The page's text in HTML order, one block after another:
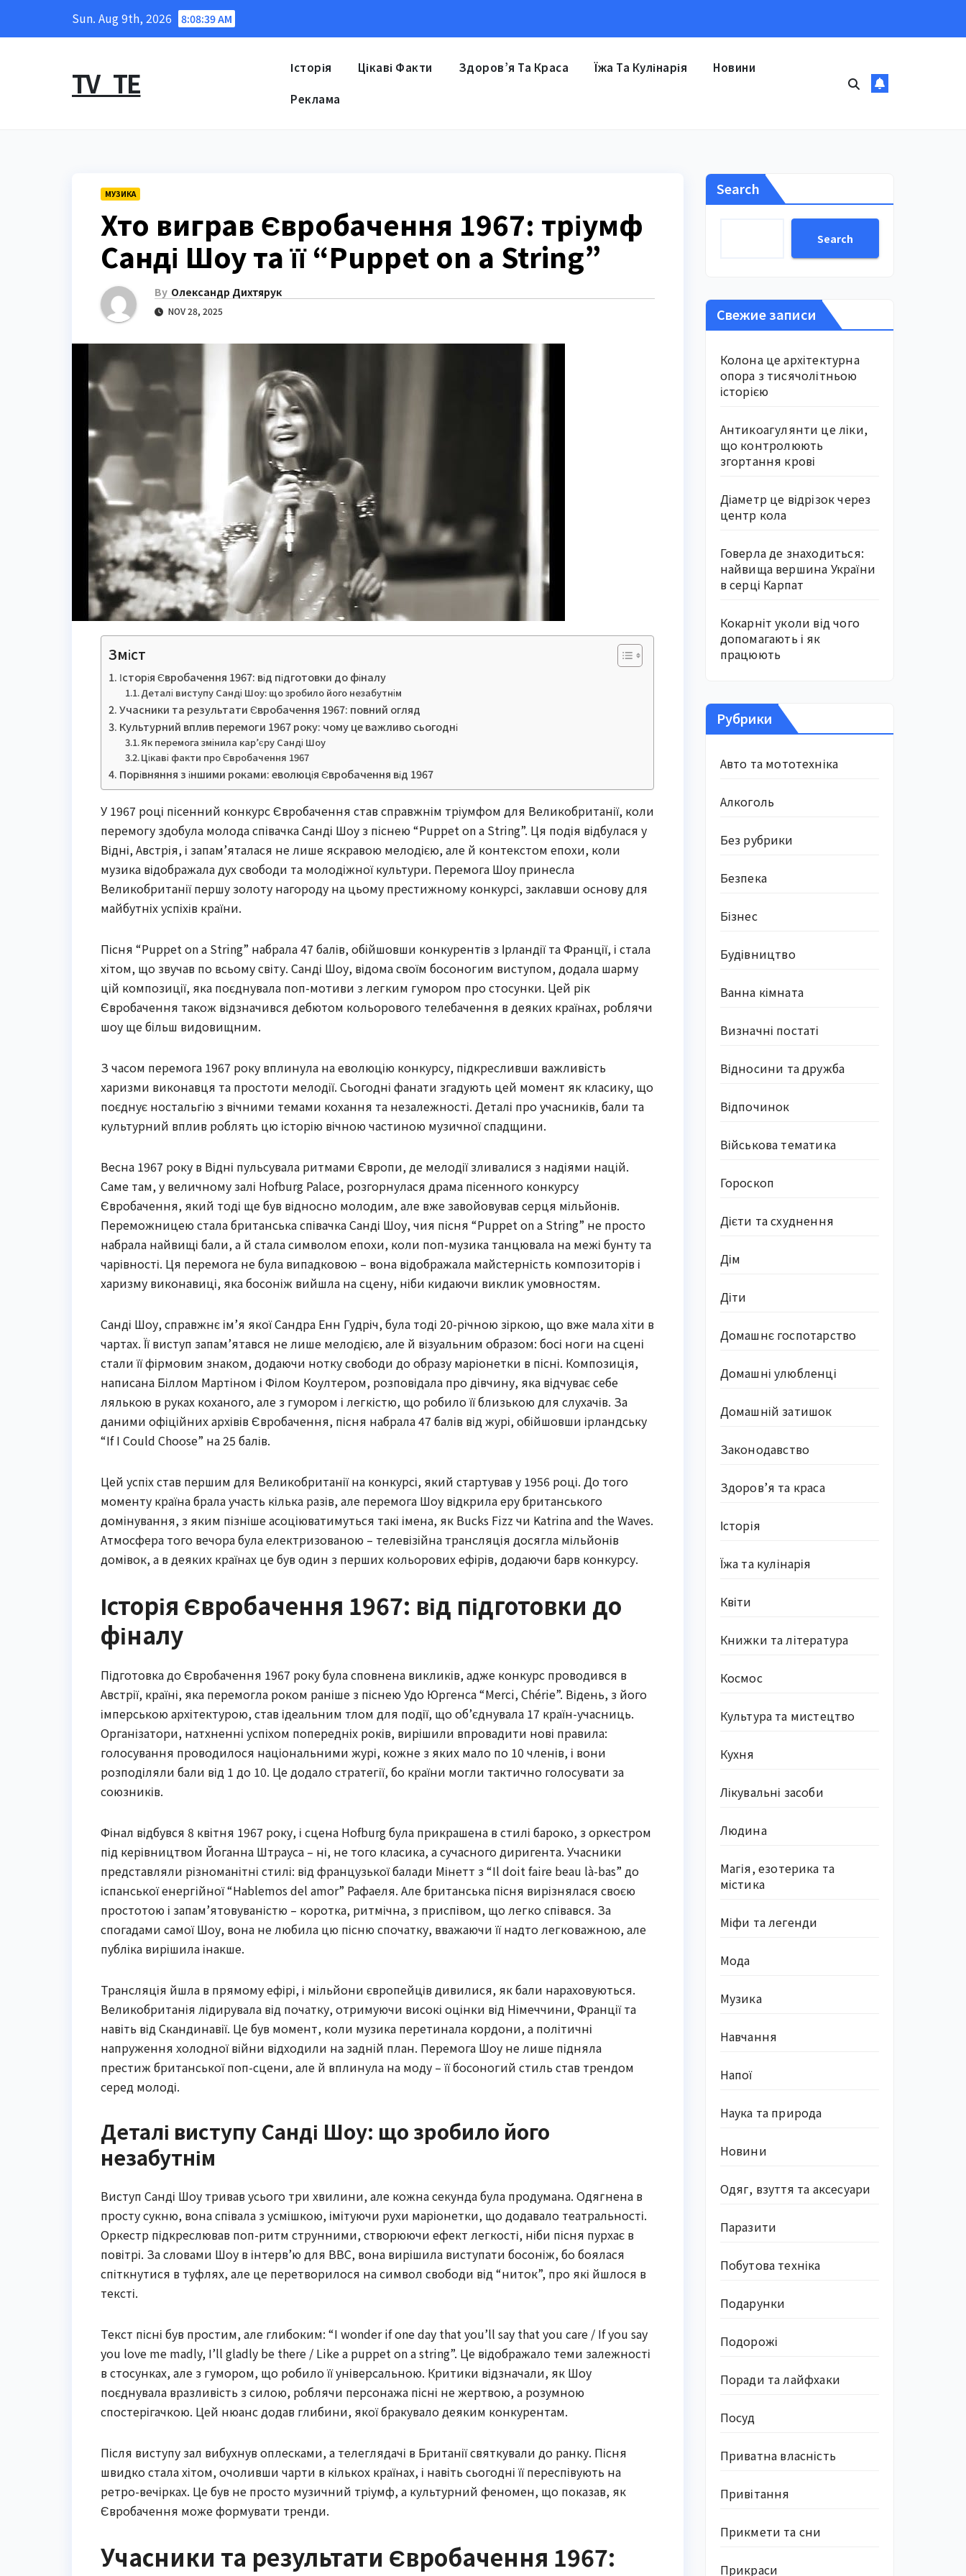
Sun. Aug 9th, 2026 8:08:40 AM
TV_TE Історія Цікаві Факти Здоров’я Та Краса Їжа Та Кулінарія Новини
Реклама
МУЗИКА
Хто виграв Євробачення 1967: тріумф
Санді Шоу та її “Puppet on a String”
By Олександр Дихтярук
NOV 28, 2025
Зміст
Історія Євробачення 1967: від підготовки до фіналу
Деталі виступу Санді Шоу: що зробило його незабутнім
Учасники та результати Євробачення 1967: повний огляд
Культурний вплив перемоги 1967 року: чому це важливо сьогодні
Як перемога змінила кар’єру Санді Шоу
Цікаві факти про Євробачення 1967
Порівняння з іншими роками: еволюція Євробачення від 1967
У 1967 році пісенний конкурс Євробачення став справжнім тріумфом для Великобританії, коли
перемогу здобула молода співачка Санді Шоу з піснею “Puppet on a String”. Ця подія відбулася у
Відні, Австрія, і запам’яталася не лише яскравою мелодією, але й контекстом епохи, коли
музика відображала дух свободи та молодіжної культури. Перемога Шоу принесла
Великобританії першу золоту нагороду на цьому престижному конкурсі, заклавши основу для
майбутніх успіхів країни.
Пісня “Puppet on a String” набрала 47 балів, обійшовши конкурентів з Ірландії та Франції, і стала
хітом, що звучав по всьому світу. Санді Шоу, відома своїм босоногим виступом, додала шарму
цій композиції, яка поєднувала поп-мотиви з легким гумором про стосунки. Цей рік
Євробачення також відзначився дебютом кольорового телебачення в деяких країнах, роблячи
шоу ще більш видовищним.
З часом перемога 1967 року вплинула на еволюцію конкурсу, підкресливши важливість
харизми виконавця та простоти мелодії. Сьогодні фанати згадують цей момент як класику, що
поєднує ностальгію з вічними темами кохання та незалежності. Деталі про учасників, бали та
культурний вплив роблять цю історію вічною частиною музичної спадщини.
Весна 1967 року в Відні пульсувала ритмами Європи, де мелодії зливалися з надіями націй.
Саме там, у величному залі Hofburg Palace, розгорнулася драма пісенного конкурсу
Євробачення, який тоді ще був відносно молодим, але вже завойовував серця мільйонів.
Переможницею стала британська співачка Санді Шоу, чия пісня “Puppet on a String” не просто
набрала найвищі бали, а й стала символом епохи, коли поп-музика танцювала на межі бунту та
чарівності. Ця перемога не була випадковою – вона відображала майстерність композиторів і
харизму виконавиці, яка босоніж вийшла на сцену, ніби кидаючи виклик умовностям.
Санді Шоу, справжнє ім’я якої Сандра Енн Гудріч, була тоді 20-річною зіркою, що вже мала хіти в
чартах. Її виступ запам’ятався не лише мелодією, але й візуальним образом: босі ноги на сцені
стали її фірмовим знаком, додаючи нотку свободи до образу маріонетки в пісні. Композиція,
написана Біллом Мартіном і Філом Коултером, розповідала про дівчину, яка відчуває себе
лялькою в руках коханого, але з гумором і легкістю, що робило її близькою для слухачів. За
даними офіційних архівів Євробачення, пісня набрала 47 балів від журі, обійшовши ірландську
“If I Could Choose” на 25 балів.
Цей успіх став першим для Великобританії на конкурсі, який стартував у 1956 році. До того
моменту країна брала участь кілька разів, але перемога Шоу відкрила еру британського
домінування, з яким пізніше асоціюватимуться такі імена, як Bucks Fizz чи Katrina and the Waves.
Атмосфера того вечора була електризованою – телевізійна трансляція досягла мільйонів
домівок, а в деяких країнах це був один з перших кольорових ефірів, додаючи барв конкурсу.
Історія Євробачення 1967: від підготовки до
фіналу
Підготовка до Євробачення 1967 року була сповнена викликів, адже конкурс проводився в
Австрії, країні, яка перемогла роком раніше з піснею Удо Юргенса “Merci, Chérie”. Відень, з його
імперською архітектурою, став ідеальним тлом для події, що об’єднувала 17 країн-учасниць.
Організатори, натхненні успіхом попередніх років, вирішили впровадити нові правила:
голосування проводилося національними журі, кожне з яких мало по 10 членів, і вони
розподіляли бали від 1 до 10. Це додало стратегії, бо країни могли тактично голосувати за
союзників.
Фінал відбувся 8 квітня 1967 року, і сцена Hofburg була прикрашена в стилі бароко, з оркестром
під керівництвом Йоганна Штрауса – ні, не того класика, а сучасного диригента. Учасники
представляли різноманітні стилі: від французької балади Мінетт з “Il doit faire beau là-bas” до
іспанської енергійної “Hablemos del amor” Рафаеля. Але британська пісня вирізнялася своєю
простотою і запам’ятовуваністю – коротка, ритмічна, з приспівом, що легко співався. За
спогадами самої Шоу, вона не любила цю пісню спочатку, вважаючи її надто легковажною, але
публіка вирішила інакше.
Трансляція йшла в прямому ефірі, і мільйони європейців дивилися, як бали нараховуються.
Великобританія лідирувала від початку, отримуючи високі оцінки від Німеччини, Франції та
навіть від Скандинавії. Це був момент, коли музика перетинала кордони, а політичні
напруження холодної війни відходили на задній план. Перемога Шоу не лише підняла
престиж британської поп-сцени, але й вплинула на моду – її босоногий стиль став трендом
серед молоді.
Деталі виступу Санді Шоу: що зробило його
незабутнім
Виступ Санді Шоу тривав усього три хвилини, але кожна секунда була продумана. Одягнена в
просту сукню, вона співала з усмішкою, імітуючи рухи маріонетки, що додавало театральності.
Оркестр підкреслював поп-ритм струнними, створюючи ефект легкості, ніби пісня пурхає в
повітрі. За словами Шоу в інтерв’ю для BBC, вона вирішила виступати босоніж, бо боялася
спіткнутися в туфлях, але це перетворилося на символ свободи від “ниток”, про які йшлося в
тексті.
Текст пісні був простим, але глибоким: “I wonder if one day that you’ll say that you care / If you say
you love me madly, I’ll gladly be there / Like a puppet on a string”. Це відображало теми залежності
в стосунках, але з гумором, що робило її універсальною. Критики відзначали, як Шоу
поєднувала вразливість з силою, роблячи персонажа пісні не жертвою, а розумною
спостерігачкою. Цей нюанс додав глибини, якої бракувало деяким конкурентам.
Після виступу зал вибухнув оплесками, а телеглядачі в Британії святкували до ранку. Пісня
швидко стала хітом, очоливши чарти в кількох країнах, і навіть сьогодні її переспівують на
ретро-вечірках. Це був не просто музичний тріумф, а культурний феномен, що показав, як
Євробачення може формувати тренди.
Учасники та результати Євробачення 1967:
Search
Search
Свежие записи
Колона це архітектурна
опора з тисячолітньою
історією
Антикоагулянти це ліки,
що контролюють
згортання крові
Діаметр це відрізок через
центр кола
Говерла де знаходиться:
найвища вершина України
в серці Карпат
Кокарніт уколи від чого
допомагають і як
працюють
Рубрики
Авто та мототехніка
Алкоголь
Без рубрики
Безпека
Бізнес
Будівництво
Ванна кімната
Визначні постаті
Відносини та дружба
Відпочинок
Військова тематика
Гороскоп
Дієти та схуднення
Дім
Діти
Домашнє госпотарство
Домашні улюбленці
Домашній затишок
Законодавство
Здоров’я та краса
Історія
Їжа та кулінарія
Квіти
Книжки та література
Космос
Культура та мистецтво
Кухня
Лікувальні засоби
Людина
Магія, езотерика та
містика
Міфи та легенди
Мода
Музика
Навчання
Напої
Наука та природа
Новини
Одяг, взуття та аксесуари
Паразити
Побутова техніка
Подарунки
Подорожі
Поради та лайфхаки
Посуд
Приватна власність
Привітання
Прикмети та сни
Прикраси